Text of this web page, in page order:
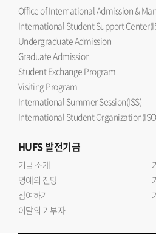
Office of International Admission &
International Student Support
Undergraduate Admission
Graduate Admission
Student Exchange Program
Visiting Program
International Summer Session(ISS)
International Student
HUFS발전기금
기금 소개
명예의 전당
참여하기
이달의 기부자